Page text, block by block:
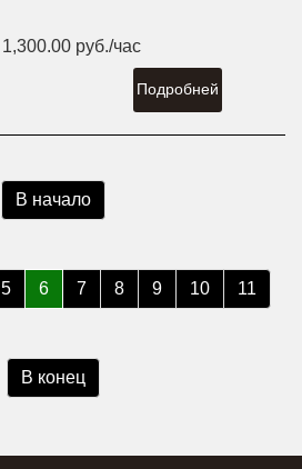
1,300.00 руб./час
Подробней
В начало
5 6 7 8 9 10 11
В конец